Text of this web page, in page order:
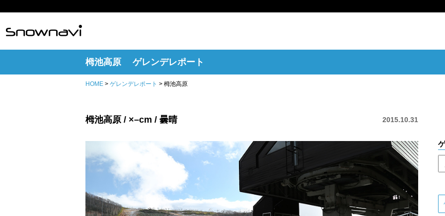
栂池高原 ゲレンデレポート
HOME > ゲレンデレポート > 栂池高原
栂池高原 / ×–cm / 曇晴 2015.10.31